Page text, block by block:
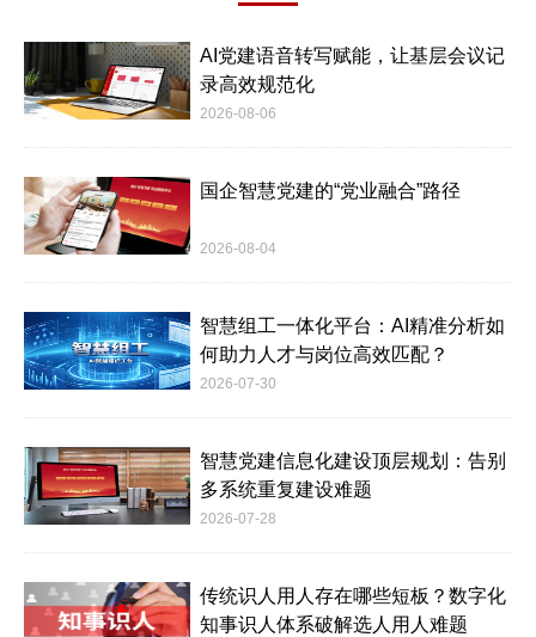
AI党建语音转写赋能，让基层会议记
录高效规范化
2026-08-06
国企智慧党建的“党业融合”路径
2026-08-04
智慧组工一体化平台：AI精准分析如
何助力人才与岗位高效匹配？
2026-07-30
智慧党建信息化建设顶层规划：告别
多系统重复建设难题
2026-07-28
传统识人用人存在哪些短板？数字化
知事识人体系破解选人用人难题